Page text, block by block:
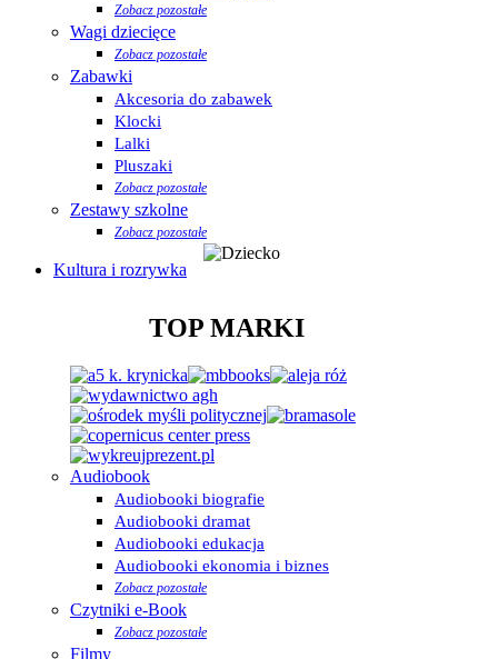
Zobacz pozostałe
Wagi dziecięce
Zobacz pozostałe
Zabawki
Akcesoria do zabawek
Klocki
Lalki
Pluszaki
Zobacz pozostałe
Zestawy szkolne
Zobacz pozostałe
Kultura i rozrywka
TOP MARKI
Audiobook
Audiobooki biografie
Audiobooki dramat
Audiobooki edukacja
Audiobooki ekonomia i biznes
Zobacz pozostałe
Czytniki e-Book
Zobacz pozostałe
Filmy